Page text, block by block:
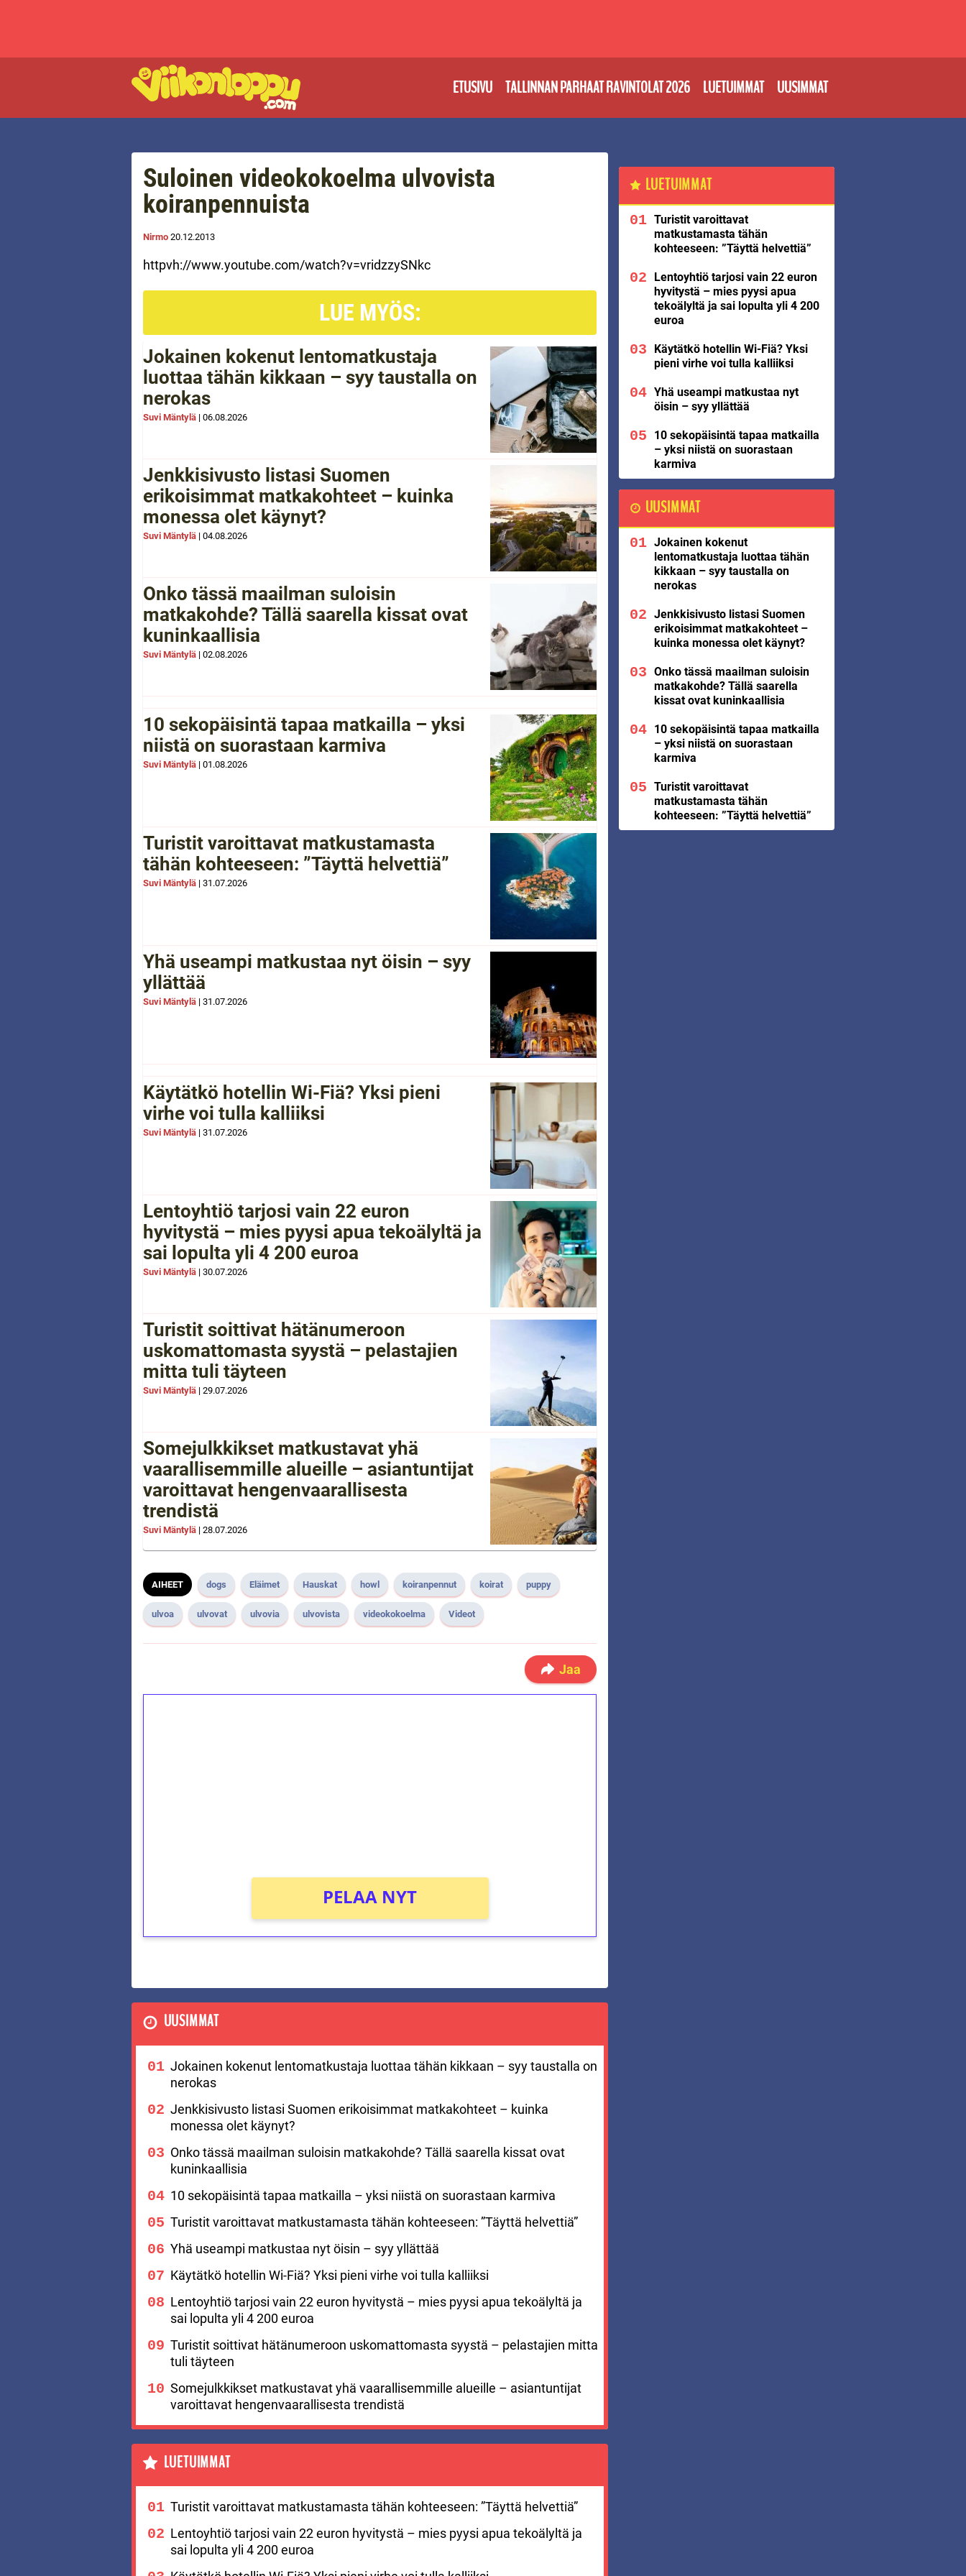
ETUSIVU TALLINNAN PARHAAT RAVINTOLAT 2026 LUETUIMMAT UUSIMMAT
Suloinen videokokoelma ulvovista
koiranpennuista
Nirmo 20.12.2013
httpvh://www.youtube.com/watch?v=vridzzySNkc
LUE MYÖS:
Jokainen kokenut lentomatkustaja
luottaa tähän kikkaan – syy taustalla on
nerokas
Suvi Mäntylä | 06.08.2026
Jenkkisivusto listasi Suomen
erikoisimmat matkakohteet – kuinka
monessa olet käynyt?
Suvi Mäntylä | 04.08.2026
Onko tässä maailman suloisin
matkakohde? Tällä saarella kissat ovat
kuninkaallisia
Suvi Mäntylä | 02.08.2026
10 sekopäisintä tapaa matkailla – yksi
niistä on suorastaan karmiva
Suvi Mäntylä | 01.08.2026
Turistit varoittavat matkustamasta
tähän kohteeseen: ”Täyttä helvettiä”
Suvi Mäntylä | 31.07.2026
Yhä useampi matkustaa nyt öisin – syy
yllättää
Suvi Mäntylä | 31.07.2026
Käytätkö hotellin Wi-Fiä? Yksi pieni
virhe voi tulla kalliiksi
Suvi Mäntylä | 31.07.2026
Lentoyhtiö tarjosi vain 22 euron
hyvitystä – mies pyysi apua tekoälyltä ja
sai lopulta yli 4 200 euroa
Suvi Mäntylä | 30.07.2026
Turistit soittivat hätänumeroon
uskomattomasta syystä – pelastajien
mitta tuli täyteen
Suvi Mäntylä | 29.07.2026
Somejulkkikset matkustavat yhä
vaarallisemmille alueille – asiantuntijat
varoittavat hengenvaarallisesta
trendistä
Suvi Mäntylä | 28.07.2026
AIHEET dogs Eläimet Hauskat howl koiranpennut koirat puppy
ulvoa ulvovat ulvovia ulvovista videokokoelma Videot
Jaa
PELAA NYT
UUSIMMAT
Jokainen kokenut lentomatkustaja luottaa tähän kikkaan – syy taustalla on
nerokas
Jenkkisivusto listasi Suomen erikoisimmat matkakohteet – kuinka
monessa olet käynyt?
Onko tässä maailman suloisin matkakohde? Tällä saarella kissat ovat
kuninkaallisia
10 sekopäisintä tapaa matkailla – yksi niistä on suorastaan karmiva
Turistit varoittavat matkustamasta tähän kohteeseen: ”Täyttä helvettiä”
Yhä useampi matkustaa nyt öisin – syy yllättää
Käytätkö hotellin Wi-Fiä? Yksi pieni virhe voi tulla kalliiksi
Lentoyhtiö tarjosi vain 22 euron hyvitystä – mies pyysi apua tekoälyltä ja
sai lopulta yli 4 200 euroa
Turistit soittivat hätänumeroon uskomattomasta syystä – pelastajien mitta
tuli täyteen
Somejulkkikset matkustavat yhä vaarallisemmille alueille – asiantuntijat
varoittavat hengenvaarallisesta trendistä
LUETUIMMAT
Turistit varoittavat matkustamasta tähän kohteeseen: ”Täyttä helvettiä”
Lentoyhtiö tarjosi vain 22 euron hyvitystä – mies pyysi apua tekoälyltä ja
sai lopulta yli 4 200 euroa
LUETUIMMAT
Turistit varoittavat
matkustamasta tähän
kohteeseen: ”Täyttä helvettiä”
Lentoyhtiö tarjosi vain 22 euron
hyvitystä – mies pyysi apua
tekoälyltä ja sai lopulta yli 4 200
euroa
Käytätkö hotellin Wi-Fiä? Yksi
pieni virhe voi tulla kalliiksi
Yhä useampi matkustaa nyt
öisin – syy yllättää
10 sekopäisintä tapaa matkailla
– yksi niistä on suorastaan
karmiva
UUSIMMAT
Jokainen kokenut
lentomatkustaja luottaa tähän
kikkaan – syy taustalla on
nerokas
Jenkkisivusto listasi Suomen
erikoisimmat matkakohteet –
kuinka monessa olet käynyt?
Onko tässä maailman suloisin
matkakohde? Tällä saarella
kissat ovat kuninkaallisia
10 sekopäisintä tapaa matkailla
– yksi niistä on suorastaan
karmiva
Turistit varoittavat
matkustamasta tähän
kohteeseen: ”Täyttä helvettiä”